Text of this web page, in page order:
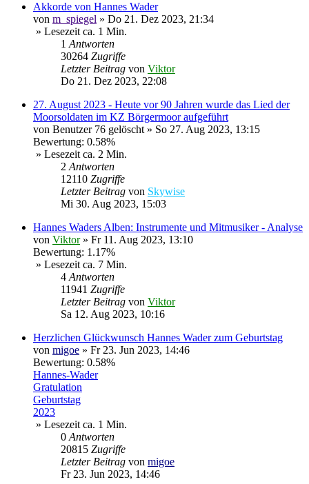
Akkorde von Hannes Wader
von m_spiegel » Do 21. Dez 2023, 21:34
» Lesezeit ca. 1 Min.
1Antworten
30264 Zugriffe
Letzter Beitrag von Viktor
Do 21. Dez 2023, 22:08
27. August 2023 - Heute vor 90 Jahren wurde das Lied der
Moorsoldaten im KZ Börgermoor aufgeführt
von Benutzer 76 gelöscht» So 27. Aug 2023, 13:15
Bewertung: 0.58%
» Lesezeit ca. 2 Min.
2Antworten
12110 Zugriffe
Letzter Beitrag von Skywise
Mi 30. Aug 2023, 15:03
Hannes Waders Alben: Instrumente und Mitmusiker - Analyse
von Viktor» Fr 11. Aug 2023, 13:10
Bewertung: 1.17%
» Lesezeit ca. 7 Min.
4Antworten
11941 Zugriffe
Letzter Beitrag von Viktor
Sa 12. Aug 2023, 10:16
Herzlichen Glückwunsch Hannes Wader zum Geburtstag
von migoe » Fr 23. Jun 2023, 14:46
Bewertung: 0.58%
Hannes-Wader
Gratulation
Geburtstag
2023
» Lesezeit ca. 1 Min.
0Antworten
20815 Zugriffe
Letzter Beitrag von migoe
Fr 23. Jun 2023, 14:46